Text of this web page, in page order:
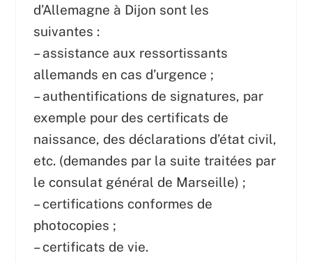
d’Allemagne à Dijon sont les
suivantes :
– assistance aux ressortissants
allemands en cas d’urgence ;
– authentifications de signatures, par
exemple pour des certificats de
naissance, des déclarations d’état civil,
etc. (demandes par la suite traitées par
le consulat général de Marseille) ;
– certifications conformes de
photocopies ;
– certificats de vie.